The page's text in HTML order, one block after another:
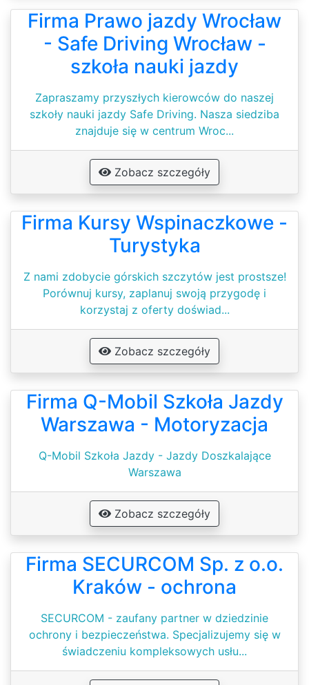
Firma Prawo jazdy Wrocław
- Safe Driving Wrocław -
szkoła nauki jazdy
Zapraszamy przyszłych kierowców do naszej
szkoły nauki jazdy Safe Driving. Nasza siedziba
znajduje się w centrum Wroc...
Zobacz szczegóły
Firma Kursy Wspinaczkowe -
Turystyka
Z nami zdobycie górskich szczytów jest prostsze!
Porównuj kursy, zaplanuj swoją przygodę i
korzystaj z oferty doświad...
Zobacz szczegóły
Firma Q-Mobil Szkoła Jazdy
Warszawa - Motoryzacja
Q-Mobil Szkoła Jazdy - Jazdy Doszkalające
Warszawa
Zobacz szczegóły
Firma SECURCOM Sp. z o.o.
Kraków - ochrona
SECURCOM - zaufany partner w dziedzinie
ochrony i bezpieczeństwa. Specjalizujemy się w
świadczeniu kompleksowych usłu...